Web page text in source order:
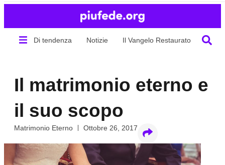
Di tendenza Notizie Il Vangelo Restaurato Chi
Il matrimonio eterno e
il suo scopo
Matrimonio Eterno Ottobre 26, 2017